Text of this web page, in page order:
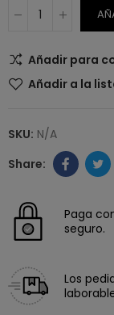
Añadir para
Añadir a la
SKU: N/A
Paga
seguro.
Los